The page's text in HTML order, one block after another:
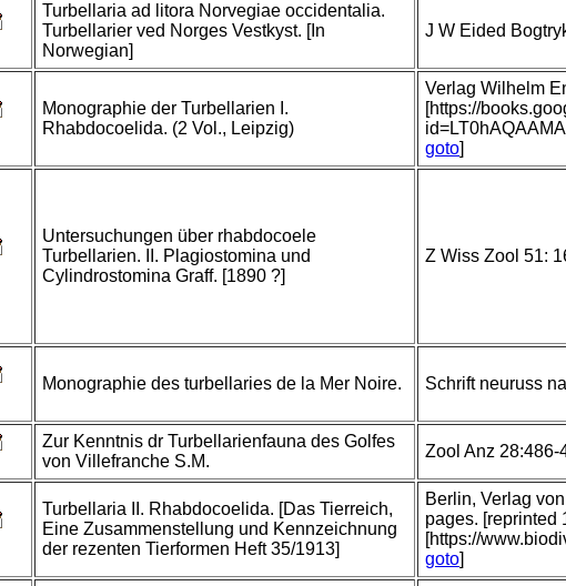
Turbellaria ad litora Norvegiae occidentalia.
Turbellarier ved Norges Vestkyst. [In
Norwegian]
J W Eided
Monographie der Turbellarien I.
Rhabdocoelida. (2 Vol., Leipzig)
Verlag Wilhelm
[https://
goto]
Untersuchungen über rhabdocoele
Turbellarien. II. Plagiostomina und
Cylindrostomina Graff. [1890 ?]
Z Wiss Zool 51:
Monographie des turbellaries de la Mer Noire. Schrift neuruss
Zur Kenntnis dr Turbellarienfauna des Golfes
von Villefranche S.M.
Zool Anz 28:486-
Turbellaria II. Rhabdocoelida. [Das Tierreich,
Eine Zusammenstellung und Kennzeichnung
der rezenten Tierformen Heft 35/1913]
Berlin, Verlag
pages. [reprinted
[https://
goto]